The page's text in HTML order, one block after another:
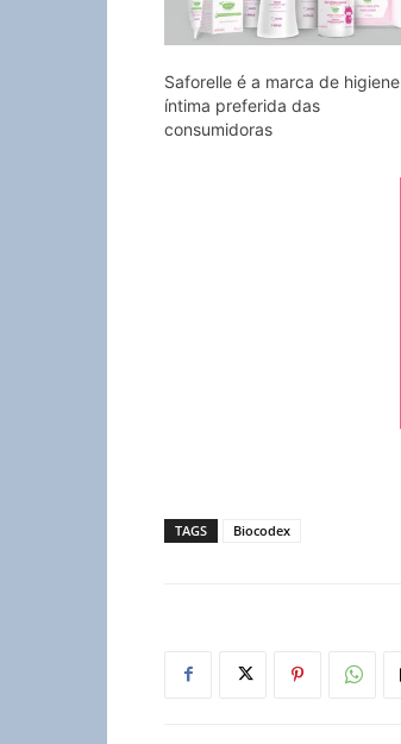
Saforelle é a marca de higiene
íntima preferida das
consumidoras
TAGS Biocodex